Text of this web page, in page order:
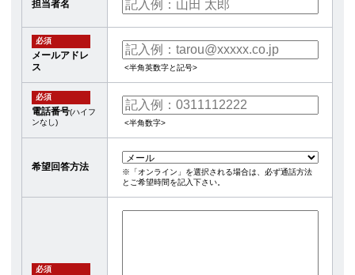
担当者名
必須
メールアドレ
ス
<半角英数字と記号>
必須
電話番号(ハイフ
ンなし)
<半角数字>
希望回答方法
※「オンライン」を選択される場合は、必ず通話方法
とご希望時間を記入下さい。
必須